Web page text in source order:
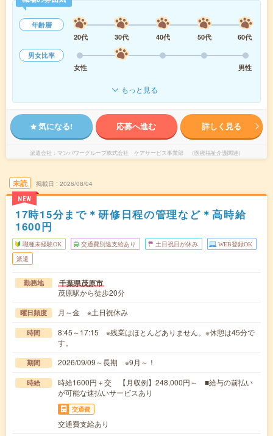
年齢層
20代
30代 40代 50代
60代
男女比率
女性
男性
もっと見る
気になる! 応募へ進む 詳しく見る
派遣会社 マンパワーグループ株式会社 ケアサービス事業部 （医療福祉介護関連）
未読
NEW
掲載日 2026/08/04
17時15分まで＊研修日程の管理など＊高時給
1600円
職種未経験OK 交通費別途支給あり 土日祝日が休み WEB登録OK
派遣
勤務地 千葉県茂原市
茂原駅から徒歩20分
曜日頻度 月～金 ※土日祝休み
時間
8:45～17:15 ※残業はほとんどありません。※休憩は45分で
す。
期間 2026/09/09～長期 ※9月～！
時給
時給1600円＋交 【月収例】248,000円～ ■給与の前払い
が可能な速払いサービスあり
交通費
交通費支給あり